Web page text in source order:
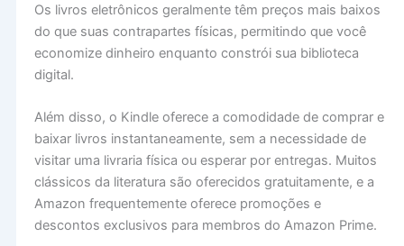
Os livros eletrônicos geralmente têm preços mais baixos
do que suas contrapartes físicas, permitindo que você
economize dinheiro enquanto constrói sua biblioteca
digital.
Além disso, o Kindle oferece a comodidade de comprar e
baixar livros instantaneamente, sem a necessidade de
visitar uma livraria física ou esperar por entregas. Muitos
clássicos da literatura são oferecidos gratuitamente, e a
Amazon frequentemente oferece promoções e
descontos exclusivos para membros do Amazon Prime.